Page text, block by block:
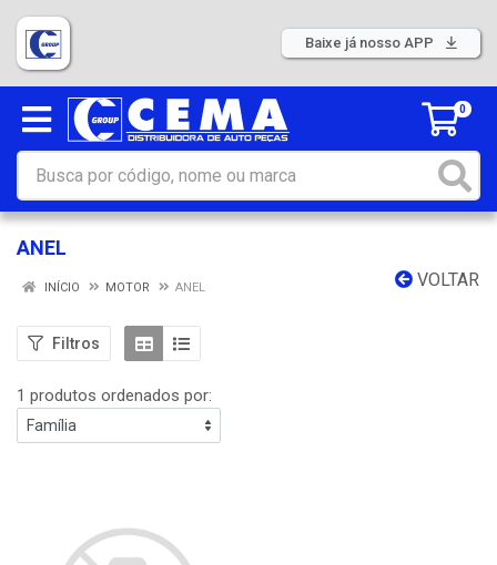
Baixe já nosso APP
0
ANEL
VOLTAR
INÍCIO MOTOR ANEL
Filtros
1 produtos ordenados por: